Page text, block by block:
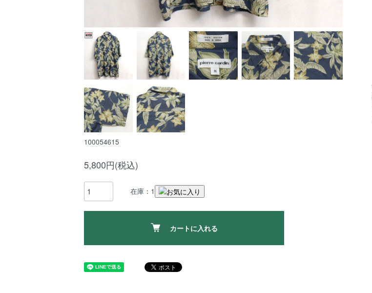
100054615
5,800円(税込)
在庫：1
カートに入れる